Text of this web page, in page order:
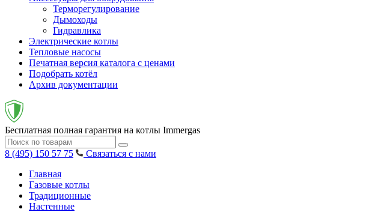
Терморегулирование
Дымоходы
Гидравлика
Электрические котлы
Тепловые насосы
Печатная версия каталога с ценами
Подобрать котёл
Архив документации
Бесплатная полная гарантия на котлы Immergas
8 (495) 150 57 75
Связаться с нами
Главная
Газовые котлы
Традиционные
Настенные